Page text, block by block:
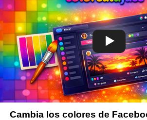
Cambia los colores de